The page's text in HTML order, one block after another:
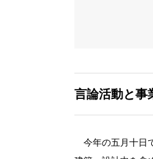
言論活動と事
今年の五月十日